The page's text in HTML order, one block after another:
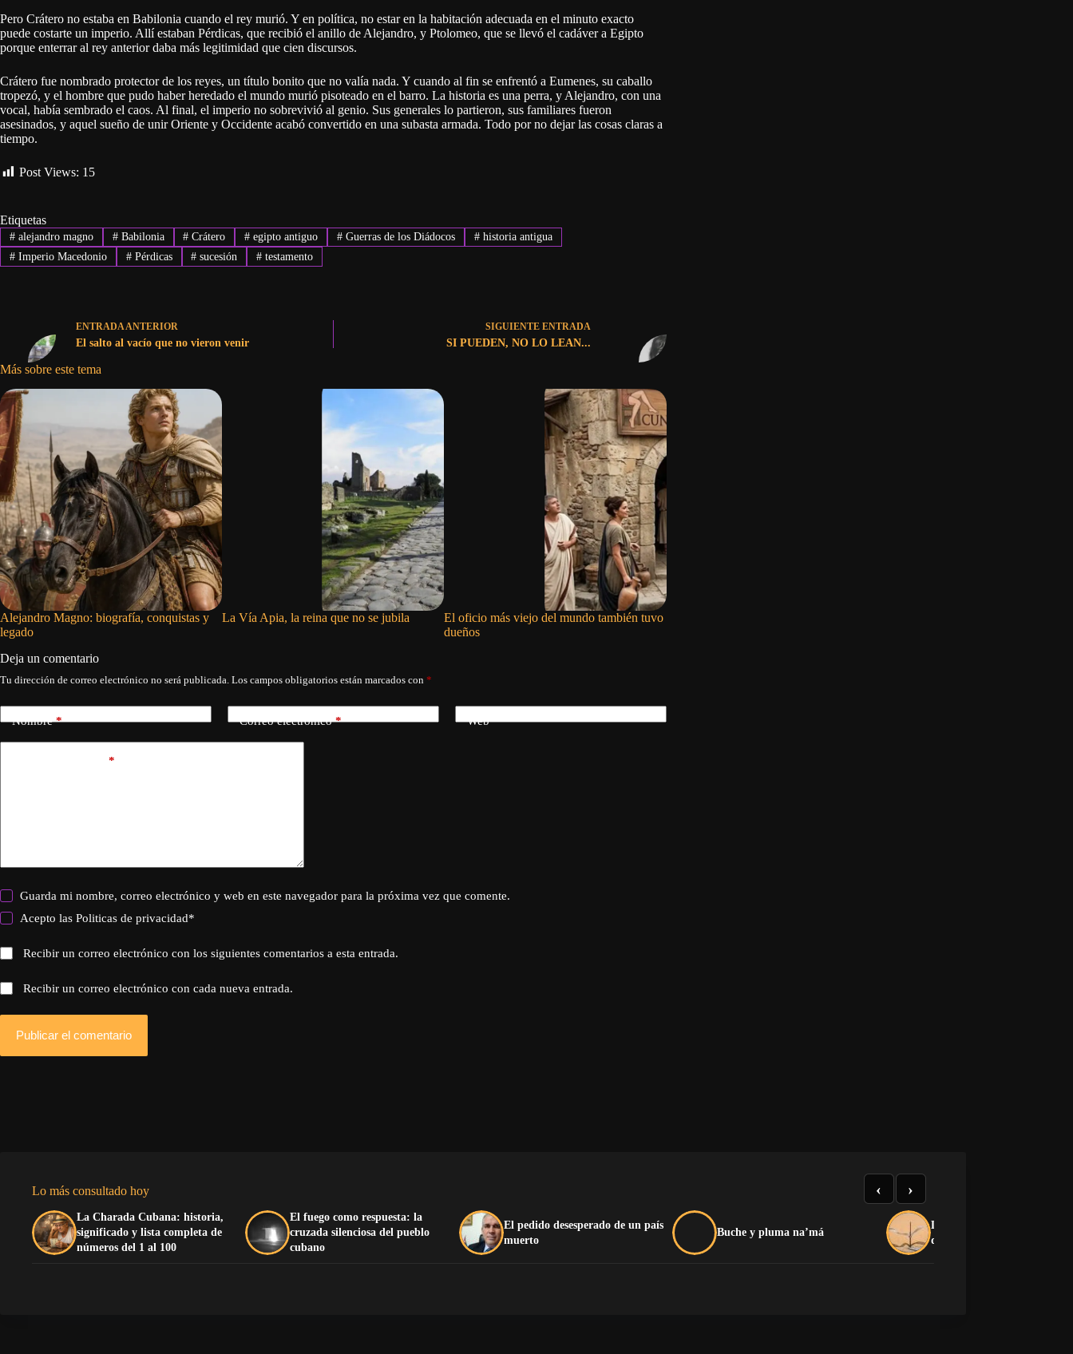
Pero Crátero no estaba en Babilonia cuando el rey murió. Y en política, no estar en la habitación adecuada en el minuto exacto
puede costarte un imperio. Allí estaban Pérdicas, que recibió el anillo de Alejandro, y Ptolomeo, que se llevó el cadáver a Egipto
porque enterrar al rey anterior daba más legitimidad que cien discursos.
Crátero fue nombrado protector de los reyes, un título bonito que no valía nada. Y cuando al fin se enfrentó a Eumenes, su caballo
tropezó, y el hombre que pudo haber heredado el mundo murió pisoteado en el barro. La historia es una perra, y Alejandro, con una
vocal, había sembrado el caos. Al final, el imperio no sobrevivió al genio. Sus generales lo partieron, sus familiares fueron
asesinados, y aquel sueño de unir Oriente y Occidente acabó convertido en una subasta armada. Todo por no dejar las cosas claras a
tiempo.
Post Views: 15
Etiquetas
#alejandro magno #Babilonia # Crátero # egipto antiguo # Guerras de los Diádocos #historia antigua
#Imperio Macedonio #Pérdicas # sucesión # testamento
ENTRADAANTERIOR
El salto al vacío que no vieron venir
SIGUIENTE ENTRADA
SI PUEDEN, NO LO LEAN...
Más sobre este tema
Alejandro Magno: biografía, conquistas y
legado
La Vía Apia, la reina que no se jubila
El oficio más viejo del mundo también tuvo
dueños
Deja un comentario
Tu dirección de correo electrónico no será publicada. Los campos obligatorios están marcados con *
Nombre* Correo electrónico* Web
*
Guarda mi nombre, correo electrónico y web en este navegador para la próxima vez que comente.
Acepto lasPoliticas de privacidad*
Recibir un correo electrónico con los siguientes comentarios a esta entrada.
Recibir un correo electrónico con cada nueva entrada.
Publicar el comentario
Lo más consultado hoy
La Charada Cubana: historia,
significado y lista completa de
números del 1 al 100
El fuego como respuesta: la
cruzada silenciosa del pueblo
cubano
El pedido desesperado de un país
muerto
Buche y pluma na’má
La crítica que no devora: el
dilema de la oposición
‹ ›